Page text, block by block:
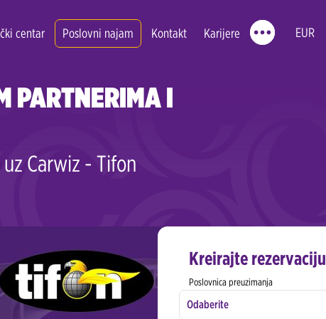
centar Poslovni najam Kontakt Karijere EUR
PARTNERIMA I
Carwiz - Tifon
Kreirajte rezervaciju
Poslovnica preuzimanja
Odaberite